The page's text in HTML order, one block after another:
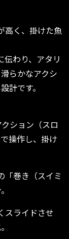
高く、掛けた魚
伝わり、アタリ
らかなアクシ
計です。
ション（スロ
操作し、掛け
「巻き（スイミ
スライドさせ